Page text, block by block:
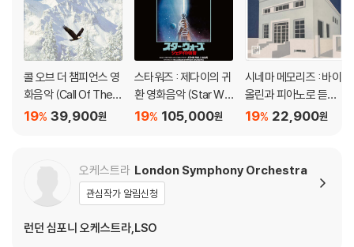
가 어려우므로 신중한 구매를 부탁드립니다.
콜 오브 더 챔피언스 영
화음악 (Call Of The C
hampions OST) [옥
39,900원
19%
스타워즈 : 제다이의 귀
환 영화음악 (Star War
s : Return Of The Je
105,000원
19%
시네마 메모리즈 : 바이
올린과 피아노로 듣는
영화 모음곡 (Cinema
22,900원
19%
오케스트라 London Symphony Orchestra
관심작가 알림신청
런던 심포니 오케스트라,LSO